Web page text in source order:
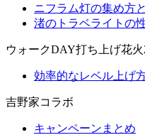
ニフラム灯の集め方
渚のトラベライトの
ウォークDAY打ち上げ花火
効率的なレベル上げ
吉野家コラボ
キャンペーンまとめ